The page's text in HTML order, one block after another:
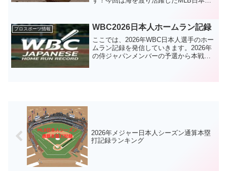
数ランキングについて記載を行っていま
す！ イチローの...
プロスポーツ情報 WBC2026日本人ホームラン記録
ここでは、2026年WBC日本人選手のホー
ムラン記録を発信していきます。2026年
の侍ジャパンメンバーの予選から本戦ま
2026年メジャー日本人シーズン通算本塁
打記録ランキング